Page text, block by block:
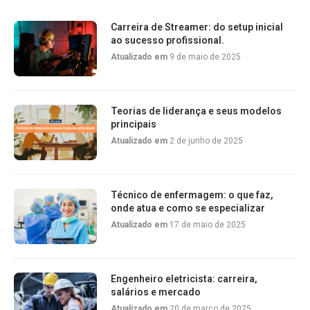
Carreira de Streamer: do setup inicial
ao sucesso profissional.
Atualizado em 9 de maio de 2025
Teorias de liderança e seus modelos
principais
Atualizado em 2 de junho de 2025
Técnico de enfermagem: o que faz,
onde atua e como se especializar
Atualizado em 17 de maio de 2025
Engenheiro eletricista: carreira,
salários e mercado